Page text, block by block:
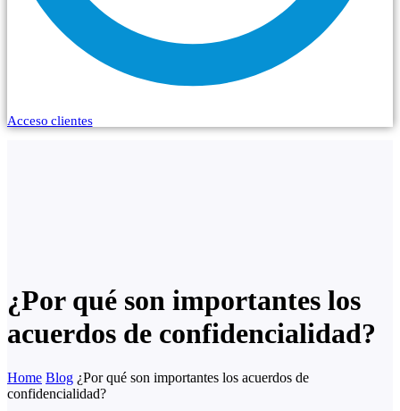
Acceso clientes
¿Por qué son importantes los
acuerdos de confidencialidad?
Home Blog ¿Por qué son importantes los acuerdos de
confidencialidad?